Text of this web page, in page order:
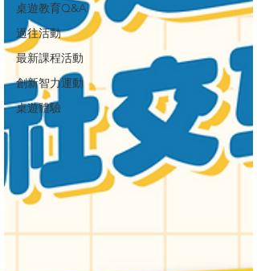
桌遊教育Q&A
過往活動
最新課程活動
創新智力運動
桌遊體驗